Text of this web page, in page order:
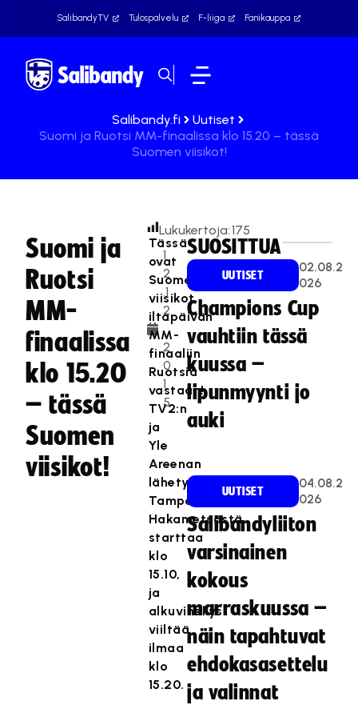
SalibandyTV Tulospalvelu F-liiga Fanikauppa
Salibandy.fi
Uutiset
Suomi ja Ruotsi MM-finaalissa klo 15.20 – tässä
Suomen viisikot!
Suomi ja
Ruotsi
MM-
finaalissa
klo 15.20
– tässä
Suomen
viisikot!
1
2
.1
2
.
2
0
1
5
Lukukertoja:175
Tässä
ovat
Suomen
viisikot
iltapäivän
MM-
finaaliin
Ruotsia
vastaan!
TV2:n
ja
Yle
Areenan
lähetys
Tampereen
Hakametsästä
starttaa
klo
15.10,
ja
alkuvihellys
viiltää
ilmaa
klo
15.20.
SUOSITTUA
UUTISET
02.08.2
026
Champions Cup
vauhtiin tässä
kuussa –
lipunmyynti jo
auki
UUTISET
04.08.2
026
Salibandyliiton
varsinainen
kokous
marraskuussa –
näin tapahtuvat
ehdokasasettelu
ja valinnat